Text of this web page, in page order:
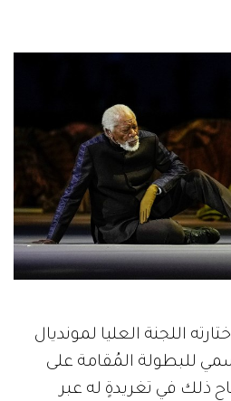
اللجنة العليا لمونديال
للبطولة المُقامة على
ذلك في تغريدةٍ له عبر